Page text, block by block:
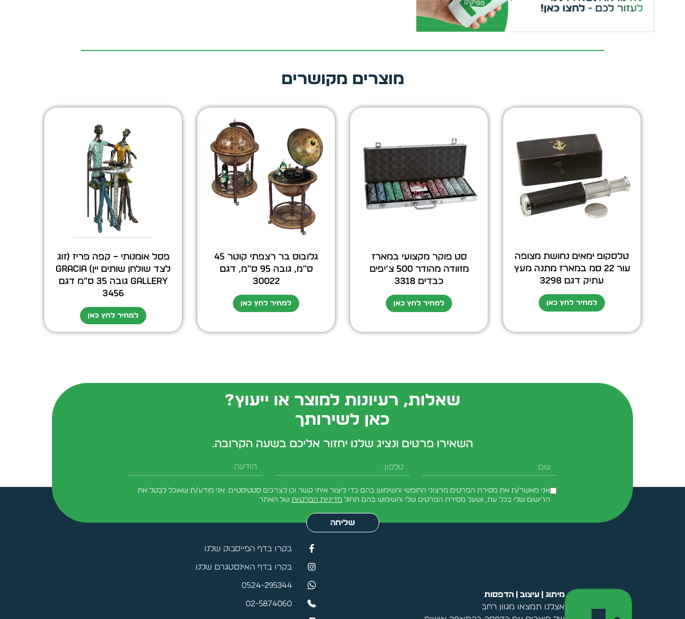
מוצרים מקושרים
טלסקופ ימאים נחושת מצופה
עור 22 סמ במארז מתנה מעץ
עתיק דגם 3298
למחיר לחץ כאן
סט פוקר מקצועי במארז
מזוודה מהודר 500 צ’יפים
כבדים 3318
למחיר לחץ כאן
גלובוס בר רצפתי קוטר 45
ס”מ, גובה 95 ס”מ, דגם
30022
למחיר לחץ כאן
פסל אומנותי – קפה פריז (זוג
לצד שולחן שותים יין) GRACIA
GALLERY גובה 35 ס”מ דגם
3456
למחיר לחץ כאן
שאלות, רעיונות למוצר או ייעוץ?
כאן לשירותך
השאירו פרטים ונציג שלנו יחזור אליכם בשעה הקרובה.
שם טלפון הודעה
אני מאשר/ת את מסירת הפרטים מרצוני החופשי והשימוש בהם כדי ליצור איתי קשר וכן לצרכים סטטיסטיים. אני מודע/ת שאוכל לבטל את
הרישום שלי בכל עת, ושעל מסירת הפרטים שלי והשימוש בהם תחול מדיניות הפרטיות של האתר
שליחה
מיתוג | עיצוב | הדפסות
אצלנו תמצאו מגוון רחב
בקרו בדף הפייסבוק שלנו
בקרו בדף האינסטגרם שלנו
0524-295344
02-5874060